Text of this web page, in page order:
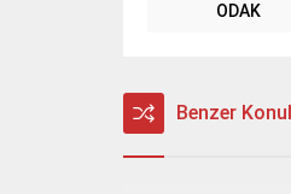
ODAK
Benzer